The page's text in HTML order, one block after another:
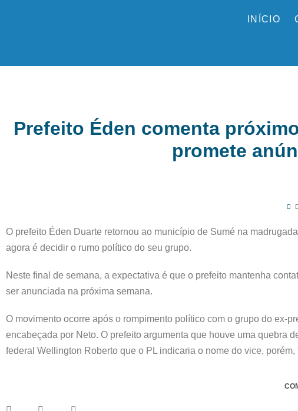
INÍCIO
Prefeito Éden comenta
promete
O prefeito Éden Duarte retornou ao município de Sumé na
agora é decidir o rumo político do seu grupo.
Neste final de semana, a expectativa é que o prefeito mantenha
ser anunciada na próxima semana.
O movimento ocorre após o rompimento político com o grupo do ex-
encabeçada por Neto. O prefeito argumenta que houve uma quebra
federal Wellington Roberto que o PL indicaria o nome do vice,